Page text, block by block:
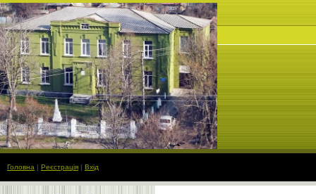
Головна | Реєстрація | Вхід